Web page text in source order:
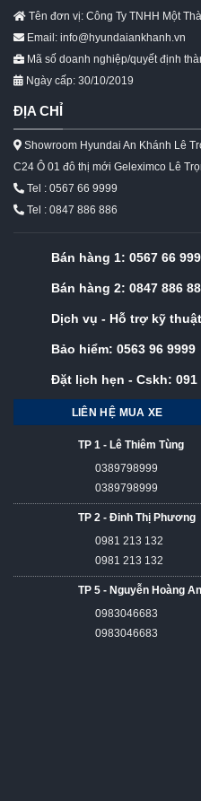
Tên đơn vị: Công Ty TNHH Một
Email: info@hyundaiankhanh.vn
Mã số doanh nghiệp/quyết định
Ngày cấp: 30/10/2019
ĐỊA CHỈ
Showroom Hyundai An Khánh Lê
C24 Ô 01 đô thị mới Geleximco Lê
Tel : 0567 66 9999
Tel : 0847 886 886
Bán hàng 1: 0567 66
Bán hàng 2: 0847 886
Dịch vụ - Hỗ trợ kỹ
Bảo hiểm: 0563 96 9999
Đặt lịch hẹn - Cskh: 091
LIÊN HỆ MUA XE
TP 1 - Lê Thiêm Tùng
0389798999
0389798999
TP 2 - Đinh Thị Phương
0981 213 132
0981 213 132
TP 5 - Nguyễn Hoàng
0983046683
0983046683